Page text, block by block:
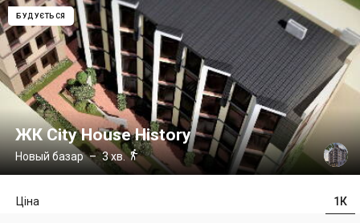
БУДУЄТЬСЯ
ЖК City House History
Новый базар– 3 хв.
1К
Ціна